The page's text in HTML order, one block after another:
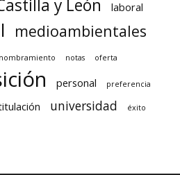
y León laboral
medioambientales
nombramiento notas oferta
personal preferencia
universidad éxito